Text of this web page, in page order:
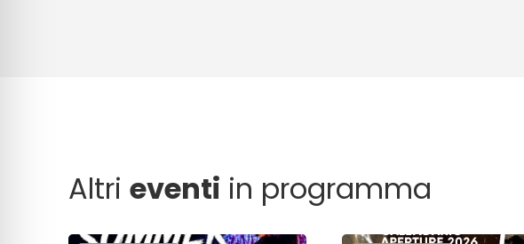
Altrieventi in programma